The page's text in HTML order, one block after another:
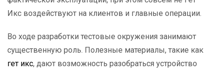
Икс воздействуют на клиентов и главные операции.
Во ходе разработки тестовые окружения занимают
существенную роль. Полезные материалы, такие как
гет икс, дают возможность разобраться устройство